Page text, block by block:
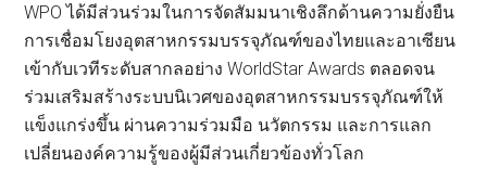
WPO ได้มีส่วนร่วมในการจัดสัมมนาเชิงลึกด้านความยั่งยืน
การเชื่อมโยงอุตสาหกรรมบรรจุภัณฑ์ของไทยและอาเซียน
เข้ากับเวทีระดับสากลอย่าง WorldStar Awards ตลอดจน
ร่วมเสริมสร้างระบบนิเวศของอุตสาหกรรมบรรจุภัณฑ์ให้
แข็งแกร่งขึ้น ผ่านความร่วมมือ นวัตกรรม และการแลก
เปลี่ยนองค์ความรู้ของผู้มีส่วนเกี่ยวข้องทั่วโลก